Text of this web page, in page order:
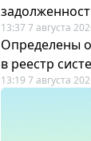
13:37 7 августа
Определены
в реестр
13:19 7 августа